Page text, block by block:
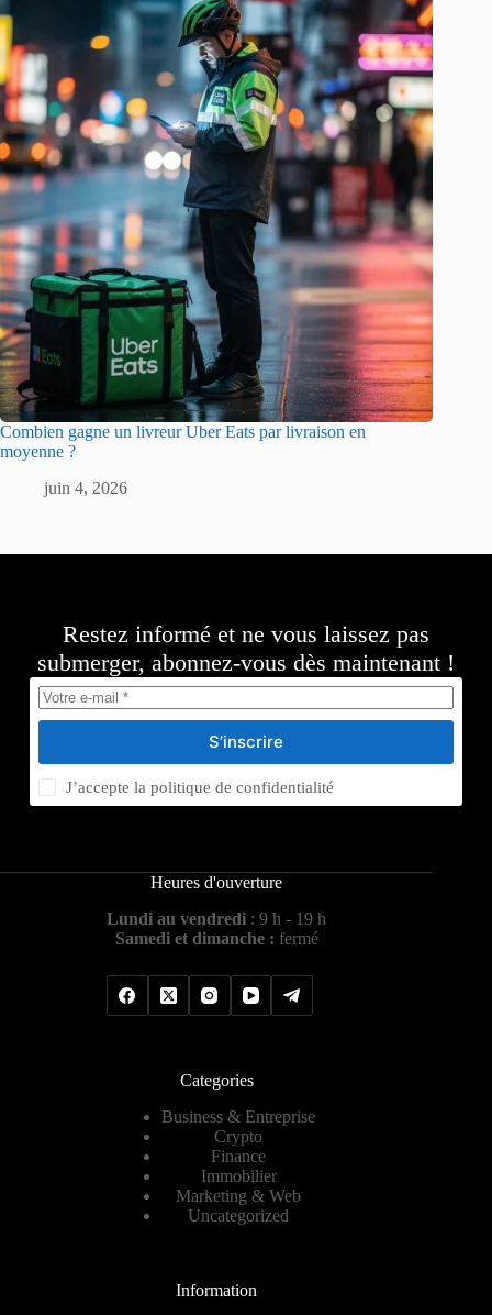
Combien gagne un livreur Uber Eats par livraison en
moyenne ?
juin 4, 2026
Restez informé et ne vous laissez pas
submerger, abonnez-vous dès maintenant !
S’inscrire
J’accepte lapolitique de confidentialité
Heures d'ouverture
Lundi au vendredi : 9 h - 19 h
Samedi et dimanche : fermé
Categories
Business & Entreprise
Crypto
Finance
Immobilier
Marketing & Web
Uncategorized
Information